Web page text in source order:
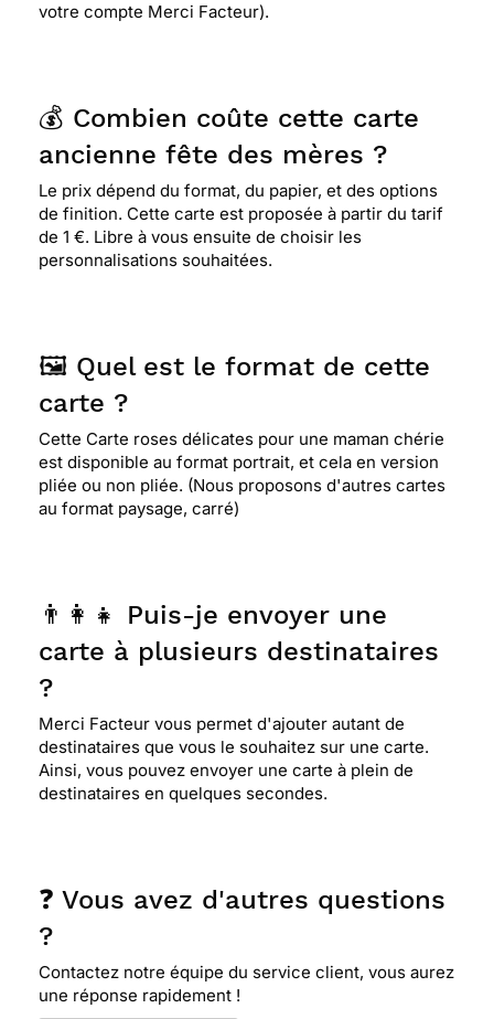
votre compte Merci Facteur).
💰 Combien coûte cette carte
ancienne fête des mères ?
Le prix dépend du format, du papier, et des options
de finition. Cette carte est proposée à partir du tarif
de 1 €. Libre à vous ensuite de choisir les
personnalisations souhaitées.
🖼️ Quel est le format de cette
carte ?
Cette Carte roses délicates pour une maman chérie
est disponible au format portrait, et cela en version
pliée ou non pliée. (Nous proposons d'autres cartes
au format paysage, carré)
👨‍👩‍👧 Puis-je envoyer une
carte à plusieurs destinataires
?
Merci Facteur vous permet d'ajouter autant de
destinataires que vous le souhaitez sur une carte.
Ainsi, vous pouvez envoyer une carte à plein de
destinataires en quelques secondes.
❓ Vous avez d'autres questions
?
Contactez notre équipe du service client, vous aurez
une réponse rapidement !